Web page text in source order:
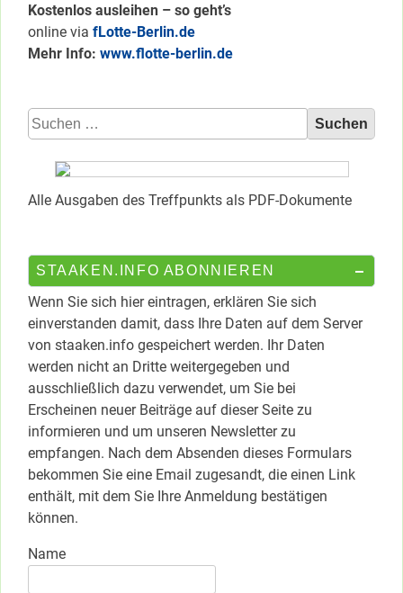
Kostenlos ausleihen – so geht’s
online via fLotte-Berlin.de
Mehr Info: www.flotte-berlin.de
Suchen
nach:
Alle Ausgaben des Treffpunkts als PDF-Dokumente
STAAKEN.INFO ABONNIEREN
Wenn Sie sich hier eintragen, erklären Sie sich
einverstanden damit, dass Ihre Daten auf dem Server
von staaken.info gespeichert werden. Ihr Daten
werden nicht an Dritte weitergegeben und
ausschließlich dazu verwendet, um Sie bei
Erscheinen neuer Beiträge auf dieser Seite zu
informieren und um unseren Newsletter zu
empfangen. Nach dem Absenden dieses Formulars
bekommen Sie eine Email zugesandt, die einen Link
enthält, mit dem Sie Ihre Anmeldung bestätigen
können.
Name